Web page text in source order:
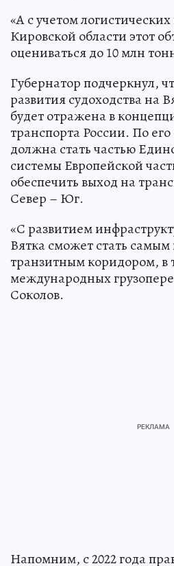
«А с учетом
Кировской области этот
оцениваться до 10 млн
Губернатор подчеркнул,
развития судоходства на
будет отражена в
транспорта России. По
должна стать частью
системы Европейской
обеспечить выход на
Север – Юг.
«С развитием
Вятка сможет стать
транзитным коридором, в
международных
Соколов.
Напомним, с 2022 года